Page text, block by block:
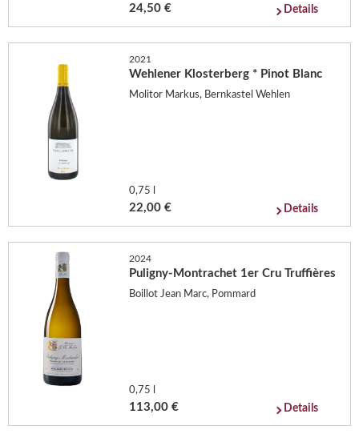
24,50 € Details
2021
Wehlener Klosterberg * Pinot Blanc
Molitor Markus, Bernkastel Wehlen
0,75 l
22,00 € Details
2024
Puligny-Montrachet 1er Cru Truffières
Boillot Jean Marc, Pommard
0,75 l
113,00 € Details